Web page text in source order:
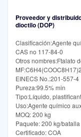
Proveedor y
dioctilo (DOP)
Clasificación:Agente
CAS no 117-84-0
Otros nombres:Ftalato
MF:C6H4(COOC8H17)2
EINECS No.:201-557-4
Pureza:99.5% min
Tipo:Líquido,
Uso:Agente químico
MOQ: 200 kg
Paquete: 200 kg/batalla
Certificado: COA